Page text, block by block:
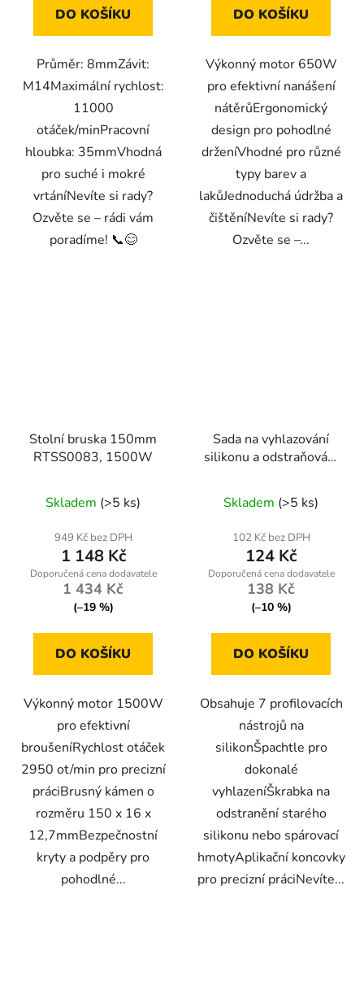
DO KOŠÍKU
Průměr: 8mmZávit:
M14Maximální rychlost:
11000
otáček/minPracovní
hloubka: 35mmVhodná
pro suché i mokré
vrtáníNevíte si rady?
Ozvěte se – rádi vám
poradíme! 📞😊
DO KOŠÍKU
Výkonný motor 650W
pro efektivní nanášení
nátěrůErgonomický
design pro pohodlné
drženíVhodné pro různé
typy barev a
lakůJednoduchá údržba a
čištěníNevíte si rady?
Ozvěte se –...
Stolní bruska 150mm
RTSS0083, 1500W
Skladem (>5 ks)
949 Kč bez DPH
1 148 Kč
1 434 Kč
(–19 %)
DO KOŠÍKU
Výkonný motor 1500W
pro efektivní
broušeníRychlost otáček
2950 ot/min pro precizní
práciBrusný kámen o
rozměru 150 x 16 x
12,7mmBezpečnostní
kryty a podpěry pro
pohodlné...
Sada na vyhlazování
silikonu a odstraňování
Skladem (>5 ks)
102 Kč bez DPH
124 Kč
138 Kč
(–10 %)
DO KOŠÍKU
Obsahuje 7 profilovacích
nástrojů na
silikonŠpachtle pro
dokonalé
vyhlazeníŠkrabka na
odstranění starého
silikonu nebo spárovací
hmotyAplikační koncovky
pro precizní práciNevíte...